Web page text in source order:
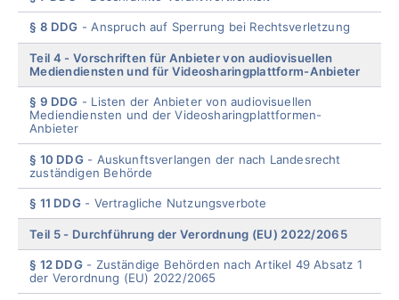
§ 8 DDG Anspruch auf Sperrung bei Rechtsverletzung
Teil 4
Vorschriften für Anbieter von audiovisuellen
Mediendiensten und für Videosharingplattform-Anbieter
§ 9 DDG
Listen der Anbieter von audiovisuellen
Mediendiensten und der Videosharingplattformen-
Anbieter
§ 10 DDG
Auskunftsverlangen der nach Landesrecht
zuständigen Behörde
§ 11 DDG Vertragliche Nutzungsverbote
Teil 5 Durchführung der Verordnung (EU) 2022/2065
§ 12 DDG
Zuständige Behörden nach Artikel 49 Absatz 1
der Verordnung (EU) 2022/2065